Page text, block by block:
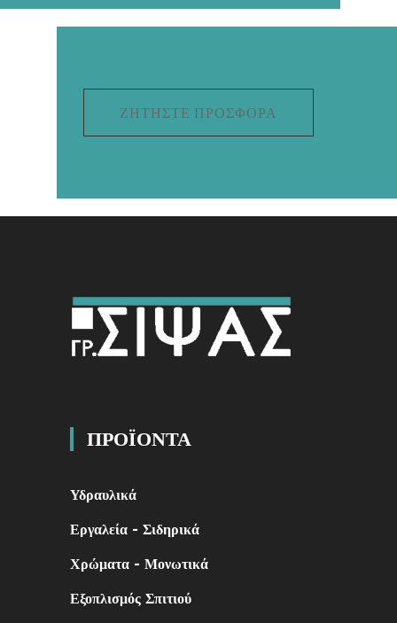
ΖΗΤΉΣΤΕ ΠΡΟΣΦΟΡΆ
ΠΡΟΪΟΝΤΑ
Υδραυλικά
Εργαλεία - Σιδηρικά
Χρώματα - Μονωτικά
Εξοπλισμός Σπιτιού